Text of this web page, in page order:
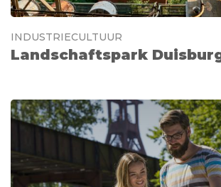
INDUSTRIECULTUUR
Landschaftspark